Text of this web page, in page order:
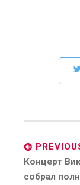
Previous
post:
Концерт
собрал